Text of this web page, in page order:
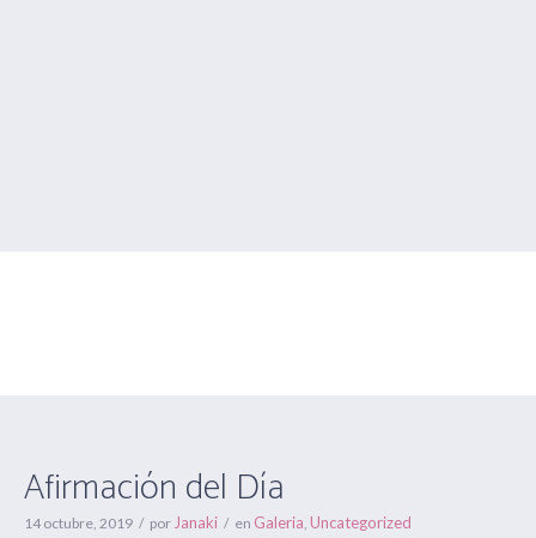
Afirmación del Día
14 octubre, 2019 por Janaki en Galeria, Uncategorized